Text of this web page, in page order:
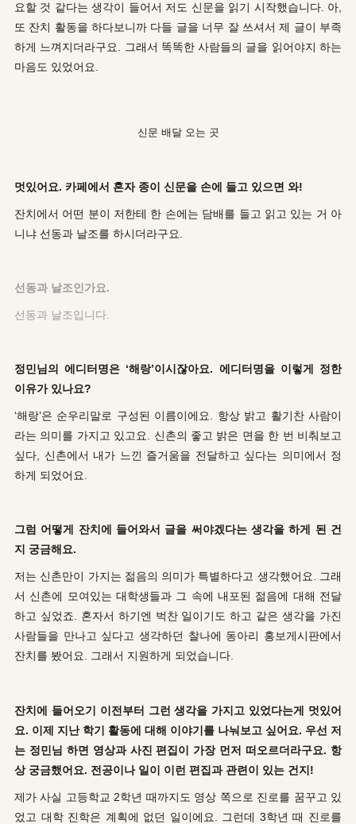
요할 것 같다는 생각이 들어서 저도 신문을 읽기 시작했습니다. 아,
또 잔치 활동을 하다보니까 다들 글을 너무 잘 쓰셔서 제 글이 부족
하게 느껴지더라구요. 그래서 똑똑한 사람들의 글을 읽어야지 하는
마음도 있었어요.
신문 배달 오는 곳
멋있어요. 카페에서 혼자 종이 신문을 손에 들고 있으면 와!
잔치에서 어떤 분이 저한테 한 손에는 담배를 들고 읽고 있는 거 아
니냐 선동과 날조를 하시더라구요.
선동과 날조인가요.
선동과 날조입니다.
정민님의 에디터명은 ‘해랑’이시잖아요. 에디터명을 이렇게 정한
이유가 있나요?
‘해랑’은 순우리말로 구성된 이름이에요. 항상 밝고 활기찬 사람이
라는 의미를 가지고 있고요. 신촌의 좋고 밝은 면을 한 번 비춰보고
싶다, 신촌에서 내가 느낀 즐거움을 전달하고 싶다는 의미에서 정
하게 되었어요.
그럼 어떻게 잔치에 들어와서 글을 써야겠다는 생각을 하게 된 건
지 궁금해요.
저는 신촌만이 가지는 젊음의 의미가 특별하다고 생각했어요. 그래
서 신촌에 모여있는 대학생들과 그 속에 내포된 젊음에 대해 전달
하고 싶었죠. 혼자서 하기엔 벅찬 일이기도 하고 같은 생각을 가진
사람들을 만나고 싶다고 생각하던 찰나에 동아리 홍보게시판에서
잔치를 봤어요. 그래서 지원하게 되었습니다.
잔치에 들어오기 이전부터 그런 생각을 가지고 있었다는게 멋있어
요. 이제 지난 학기 활동에 대해 이야기를 나눠보고 싶어요. 우선 저
는 정민님 하면 영상과 사진 편집이 가장 먼저 떠오르더라구요. 항
상 궁금했어요. 전공이나 일이 이런 편집과 관련이 있는 건지!
제가 사실 고등학교 2학년 때까지도 영상 쪽으로 진로를 꿈꾸고 있
었고 대학 진학은 계획에 없던 일이에요. 그런데 3학년 때 진로를